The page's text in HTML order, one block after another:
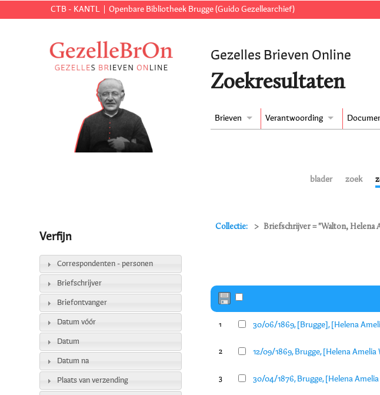
CTB - KANTL Openbare Bibliotheek Brugge (Guido Gezellearchief)
Gezelles Brieven Online
Zoekresultaten
Brieven Verantwoording
blader zoek
Collectie: Briefschrijver = "Walton, Helena
1 30/06/1869, [Brugge], [Helena
2 12/09/1869, Brugge, [Helena
3 30/04/1876, Brugge, [Helena
Verfijn
Correspondenten - personen
Briefschrijver
Briefontvanger
Datum vóór
Datum
Datum na
Plaats van verzending